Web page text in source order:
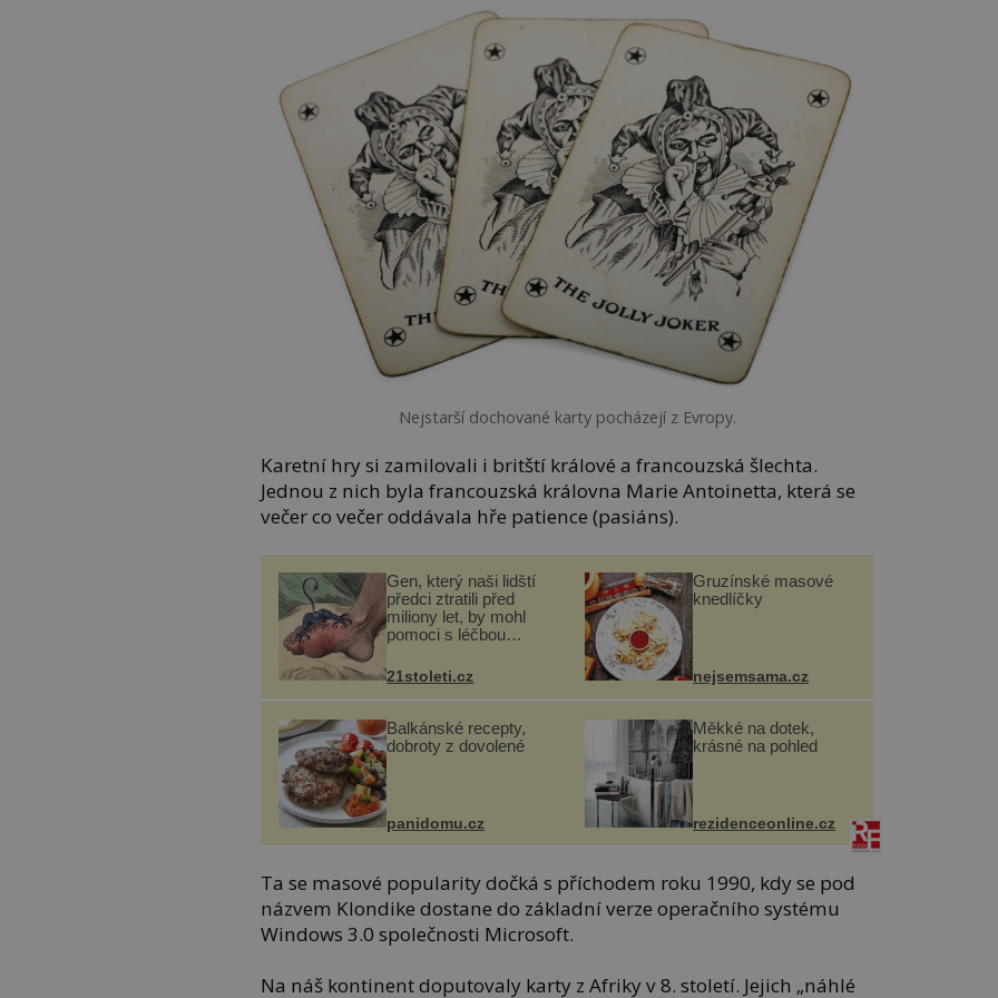
Nejstarší dochované karty pocházejí z Evropy.
Karetní hry si zamilovali i britští králové a francouzská šlechta.
Jednou z nich byla francouzská královna Marie Antoinetta, která se
večer co večer oddávala hře patience (pasiáns).
Gen, který naši lidští
předci ztratili před
miliony let, by mohl
pomoci s léčbou
21stoleti.cz
Gruzínské masové
knedlíčky
nejsemsama.cz
Balkánské recepty,
dobroty z dovolené
panidomu.cz
Měkké na dotek,
krásné na pohled
rezidenceonline.cz
Ta se masové popularity dočká s příchodem roku 1990, kdy se pod
názvem Klondike dostane do základní verze operačního systému
Windows 3.0 společnosti Microsoft.
Na náš kontinent doputovaly karty z Afriky v 8. století. Jejich „náhlé